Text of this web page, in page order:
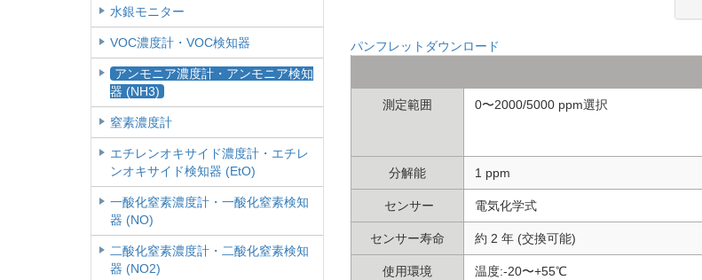
パンフレットダウンロード
測定範囲 0〜2000/5000 ppm選択
分解能 1 ppm
センサー 電気化学式
センサー寿命 約 2 年 (交換可能)
使用環境
温度:-20〜+55℃
水銀モニター
VOC濃度計・VOC検知器
アンモニア濃度計・アンモニア検知
器 (NH3)
窒素濃度計
エチレンオキサイド濃度計・エチレ
ンオキサイド検知器 (EtO)
一酸化窒素濃度計・一酸化窒素検知
器 (NO)
二酸化窒素濃度計・二酸化窒素検知
器 (NO2)